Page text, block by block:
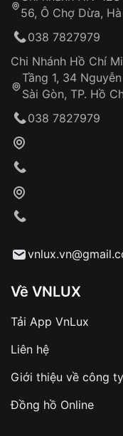
Khách hàng
Từ khóa SEO:
sản phẩm đặc
hàng
Số tiền còn
Đảm bảo
Đồng hành
trình sử dụng
56, Ô Chợ Dừa,
038 7827979
Chi Nhánh Hồ Chí
Tầng 1, 34
Sài Gòn, TP. Hồ
038 7827979
Về VNLUX
Tải App VnLux
Liên hệ
Giới thiệu về công ty
Đồng hồ Online